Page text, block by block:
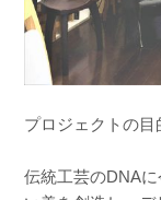
プロジェクトの目
伝統工芸のDNA